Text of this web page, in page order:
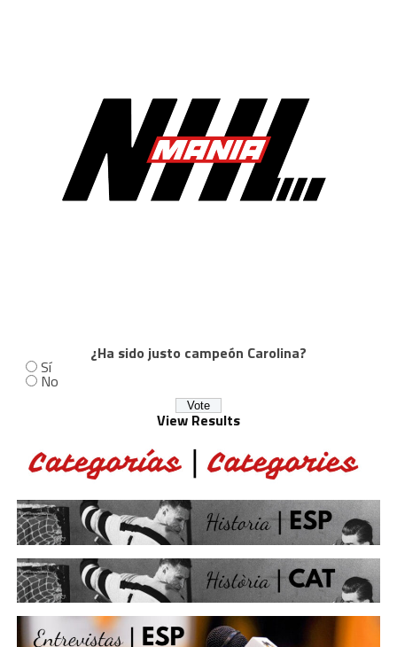
¿Ha sido justo campeón Carolina?
Sí
No
View Results